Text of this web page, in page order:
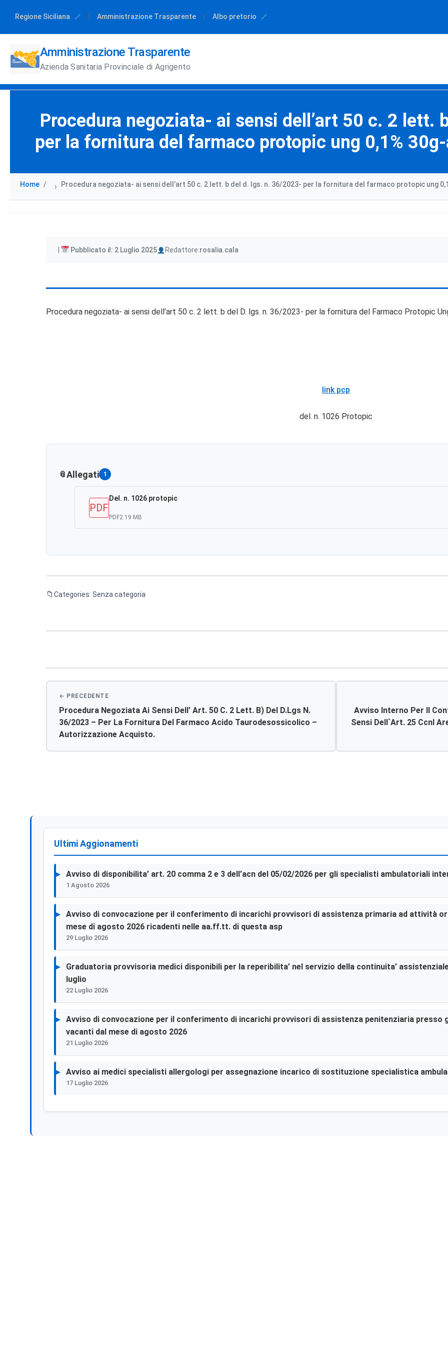
Regione Siciliana Amministrazione Trasparente Albo pretorio
Amministrazione Trasparente
Azienda Sanitaria Provinciale di Agrigento
Procedura negoziata- ai sensi dell’art 50 c. 2 lett.
per la fornitura del farmaco protopic ung 0,1%
Home › Procedura negoziata- ai sensi dell’art 50 c. 2 lett. b del d. lgs. n. 36/2023- per la fornitura del farmaco protopic ung
Pubblicato il: 2 Luglio 2025 Redattore:
Author rosalia.cala
Procedura negoziata- ai sensi dell’art 50 c. 2 lett. b del D. lgs. n. 36/2023- per la fornitura del Farmaco Protopic
link pcp
del. n. 1026 Protopic
Allegati 1
PDF
Del. n. 1026 protopic
PDF2.19 MB
Categories: Senza categoria
articoli
Procedura Negoziata Ai Sensi Dell’ Art. 50 C. 2 Lett. B) Del D.lgs N.
36/2023 – Per La Fornitura Del Farmaco Acido Taurodesossicolico –
Autorizzazione Acquisto.
Avviso Interno Per Il
Sensi Dell`art. 25 Ccnl Area
Ultimi Aggionamenti
Avviso di disponibilita’ art. 20 comma 2 e 3 dell’acn del 05/02/2026 per gli specialisti ambulatoriali
1 Agosto 2026
Avviso di convocazione per il conferimento di incarichi provvisori di assistenza primaria ad attività
mese di agosto 2026 ricadenti nelle aa.ff.tt. di questa asp
29 Luglio 2026
Graduatoria provvisoria medici disponibili per la reperibilita’ nel servizio della continuita’
luglio
22 Luglio 2026
Avviso di convocazione per il conferimento di incarichi provvisori di assistenza penitenziaria
vacanti dal mese di agosto 2026
21 Luglio 2026
Avviso ai medici specialisti allergologi per assegnazione incarico di sostituzione specialistica
17 Luglio 2026